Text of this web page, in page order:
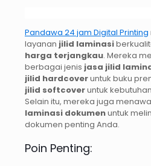
Pandawa 24 jam Digital Printing
layanan jilid laminasi
harga terjangkau. Mereka
berbagai jenis jasa jilid
jilid hardcoveruntuk buku
jilid softcoveruntuk
Selain itu, mereka juga
laminasi dokumenuntuk
dokumen penting Anda.
Poin Penting: